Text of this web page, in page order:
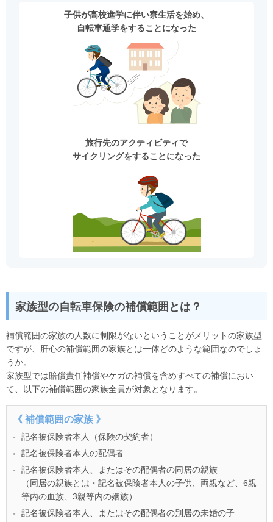
子供が高校進学に伴い寮生活を始め、
自転車通学をすることになった
旅行先のアクティビティで
サイクリングをすることになった
家族型の自転車保険の補償範囲とは？
補償範囲の家族の人数に制限がないということがメリットの家族型
ですが、肝心の補償範囲の家族とは一体どのような範囲なのでしょ
うか。
家族型では賠償責任補償やケガの補償を含めすべての補償におい
て、以下の補償範囲の家族全員が対象となります。
《 補償範囲の家族 》
記名被保険者本人（保険の契約者）
記名被保険者本人の配偶者
記名被保険者本人、またはその配偶者の同居の親族
（同居の親族とは・記名被保険者本人の子供、両親など、6親
等内の血族、3親等内の姻族）
記名被保険者本人、またはその配偶者の別居の未婚の子